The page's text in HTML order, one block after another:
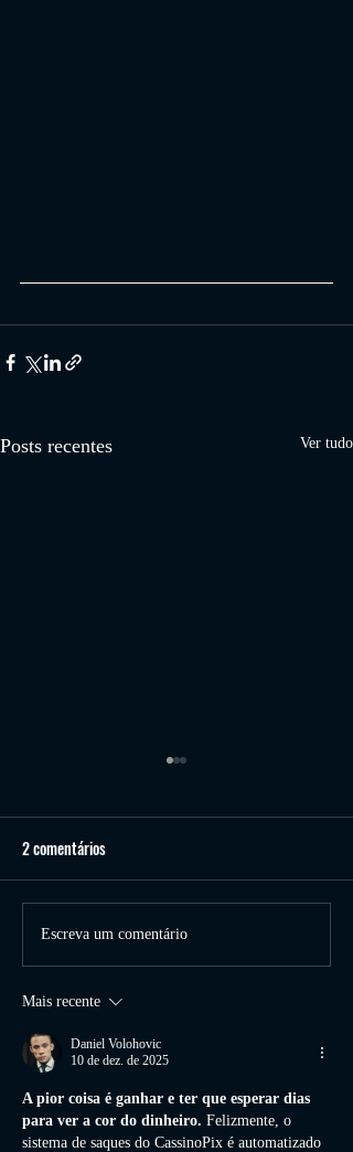
Posts recentes Ver tudo
dEIXE AQUI SUAS
PERGUNTAS
2 comentários
Escreva um comentário
Mais recente
Daniel Volohovic
10 de dez. de 2025
A pior coisa é ganhar e ter que esperar dias
para ver a cor do dinheiro. Felizmente, o
sistema de saques do CassinoPix é automatizado